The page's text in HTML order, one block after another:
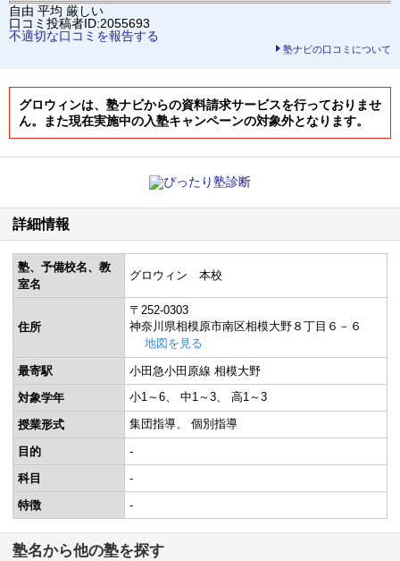
自由 平均 厳しい
口コミ投稿者ID:2055693
不適切な口コミを報告する
塾ナビの口コミについて
グロウィンは、塾ナビからの資料請求サービスを行っておりませ
ん。また現在実施中の入塾キャンペーンの対象外となります。
詳細情報
塾、予備校名、教
室名
グロウィン 本校
住所
〒252-0303
神奈川県相模原市南区相模大野８丁目６－６
地図を見る
最寄駅
小田急小田原線 相模大野
対象学年
小1～6 中1～3 高1～3
授業形式 集団指導 個別指導
目的
-
科目
-
特徴
-
塾名から他の塾を探す